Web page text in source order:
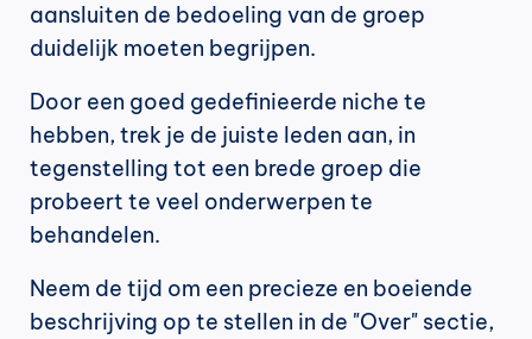
aansluiten de bedoeling van de groep
duidelijk moeten begrijpen.
Door een goed gedefinieerde niche te
hebben, trek je de juiste leden aan, in
tegenstelling tot een brede groep die
probeert te veel onderwerpen te
behandelen.
Neem de tijd om een precieze en boeiende
beschrijving op te stellen in de "Over" sectie,